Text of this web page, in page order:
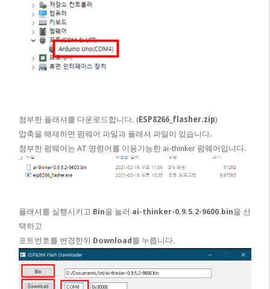
첨부한 플래셔를 다운로드합니다. (ESP8266_flasher.zip)
압축을 해제하면 펌웨어 파일과 플래셔 파일이 있습니다.
첨부한 펌웨어는 AT 명령어를 이용가능한 ai-thinker 펌웨어입니다.
플래셔를 실행시키고 Bin을 눌러 ai-thinker-0.9.5.2-9600.bin을 선
택하고
포트번호를 변경한뒤 Download 를 누릅니다.